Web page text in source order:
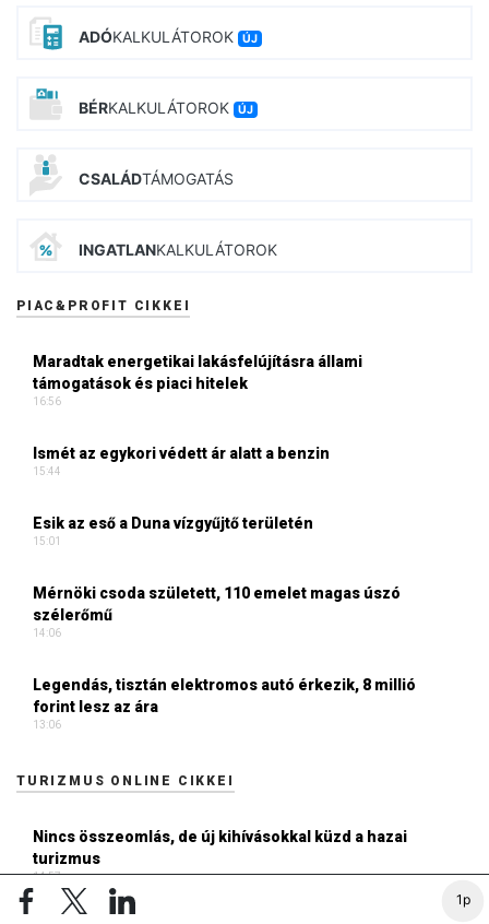
1p
ADÓKALKULÁTOROK ÚJ
BÉRKALKULÁTOROK ÚJ
CSALÁDTÁMOGATÁS
INGATLANKALKULÁTOROK
PIAC&PROFIT CIKKEI
Maradtak energetikai lakásfelújításra állami
támogatások és piaci hitelek
16:56
Ismét az egykori védett ár alatt a benzin
15:44
Esik az eső a Duna vízgyűjtő területén
15:01
Mérnöki csoda született, 110 emelet magas úszó
szélerőmű
14:06
Legendás, tisztán elektromos autó érkezik, 8 millió
forint lesz az ára
13:06
TURIZMUS ONLINE CIKKEI
Nincs összeomlás, de új kihívásokkal küzd a hazai
turizmus
14:57